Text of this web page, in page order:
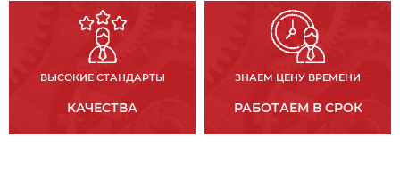
ВЫСОКИЕ СТАНДАРТЫ
КАЧЕСТВА
ЗНАЕМ ЦЕНУ ВРЕМЕНИ
РАБОТАЕМ В СРОК